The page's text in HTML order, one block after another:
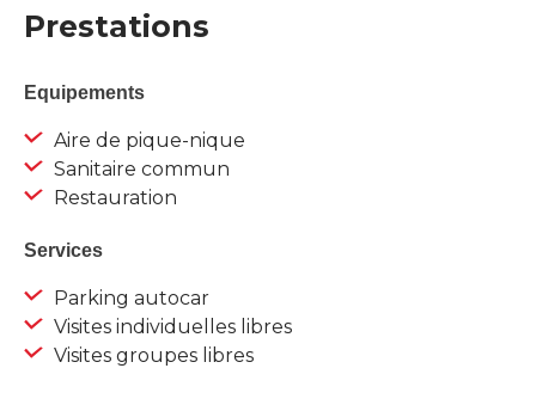
Prestations
Equipements
Aire de pique-nique
Sanitaire commun
Restauration
Services
Parking autocar
Visites individuelles libres
Visites groupes libres